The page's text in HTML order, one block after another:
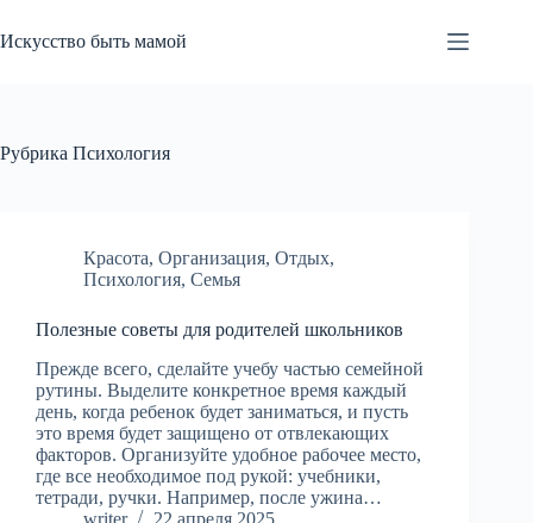
к
сути
Искусство быть мамой
Рубрика Психология
Красота, Организация, Отдых,
Психология, Семья
Полезные советы для родителей школьников
Прежде всего, сделайте учебу частью семейной
рутины. Выделите конкретное время каждый
день, когда ребенок будет заниматься, и пусть
это время будет защищено от отвлекающих
факторов. Организуйте удобное рабочее место,
где все необходимое под рукой: учебники,
тетради, ручки. Например, после ужина…
writer
22 апреля 2025